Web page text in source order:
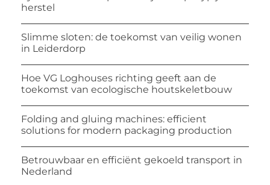
herstel
Slimme sloten: de toekomst van veilig wonen
in Leiderdorp
Hoe VG Loghouses richting geeft aan de
toekomst van ecologische houtskeletbouw
Folding and gluing machines: efficient
solutions for modern packaging production
Betrouwbaar en efficiënt gekoeld transport in
Nederland